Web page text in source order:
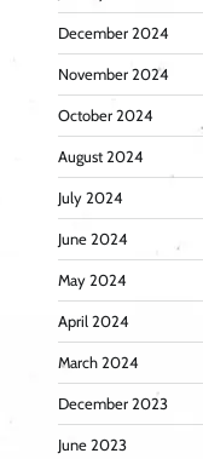
December 2024
November 2024
October 2024
August 2024
July 2024
June 2024
May 2024
April 2024
March 2024
December 2023
June 2023